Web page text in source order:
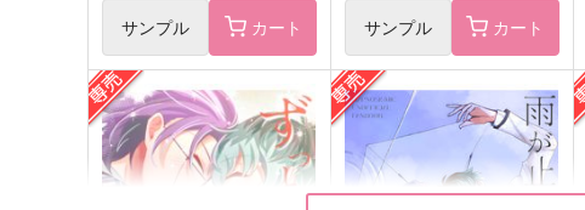
魔法少女滝とりんごのおばけ
お花見文鳥
さわりたいのにさわれない
花見の森
サンプル カート サンプル カート